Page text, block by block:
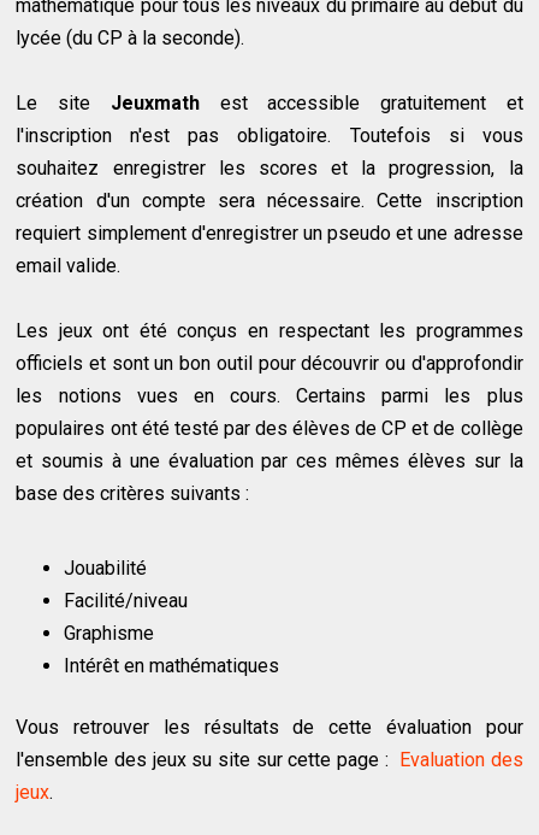
mathématique pour tous les niveaux du primaire au début du
lycée (du CP à la seconde).
Le site Jeuxmath est accessible gratuitement et
l'inscription n'est pas obligatoire. Toutefois si vous
souhaitez enregistrer les scores et la progression, la
création d'un compte sera nécessaire. Cette inscription
requiert simplement d'enregistrer un pseudo et une adresse
email valide.
Les jeux ont été conçus en respectant les programmes
officiels et sont un bon outil pour découvrir ou d'approfondir
les notions vues en cours. Certains parmi les plus
populaires ont été testé par des élèves de CP et de collège
et soumis à une évaluation par ces mêmes élèves sur la
base des critères suivants :
Jouabilité
Facilité/niveau
Graphisme
Intérêt en mathématiques
Vous retrouver les résultats de cette évaluation pour
l'ensemble des jeux su site sur cette page : Evaluation des
jeux.